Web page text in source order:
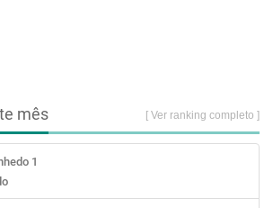
mês [ Ver ranking completo ]
1